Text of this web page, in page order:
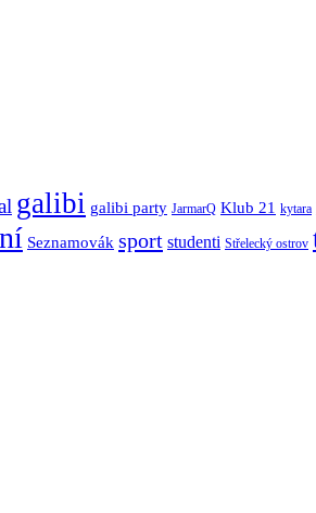
galibi galibi party JarmarQ Klub 21 kytara
Seznamovák sport studenti Střelecký ostrov